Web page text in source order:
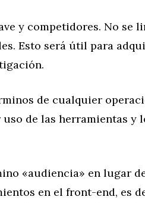
y competidores. No se
Esto será útil para
de cualquier
de las herramientas y
«audiencia» en lugar
en el front-end, es